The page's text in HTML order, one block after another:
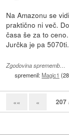
Na Amazonu se
praktično ni več.
časa še za to ceno.
Jurčka je pa
Zgodovina sprememb…
spremenil:Magic1 (
«« « 207